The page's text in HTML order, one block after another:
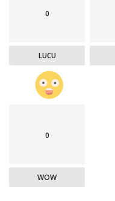
0
LUCU
0
WOW